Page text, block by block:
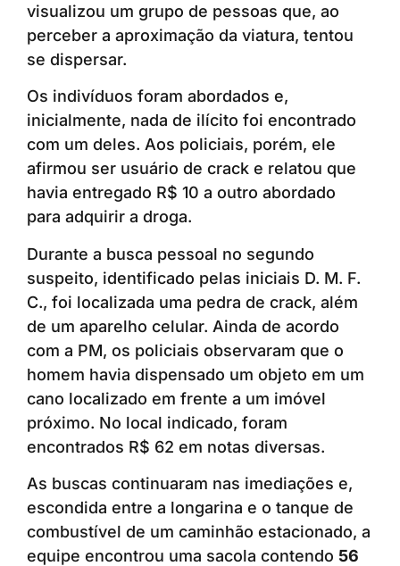
visualizou um grupo de pessoas que, ao
perceber a aproximação da viatura, tentou
se dispersar.
Os indivíduos foram abordados e,
inicialmente, nada de ilícito foi encontrado
com um deles. Aos policiais, porém, ele
afirmou ser usuário de crack e relatou que
havia entregado R$ 10 a outro abordado
para adquirir a droga.
Durante a busca pessoal no segundo
suspeito, identificado pelas iniciais D. M. F.
C., foi localizada uma pedra de crack, além
de um aparelho celular. Ainda de acordo
com a PM, os policiais observaram que o
homem havia dispensado um objeto em um
cano localizado em frente a um imóvel
próximo. No local indicado, foram
encontrados R$ 62 em notas diversas.
As buscas continuaram nas imediações e,
escondida entre a longarina e o tanque de
combustível de um caminhão estacionado, a
equipe encontrou uma sacola contendo 56